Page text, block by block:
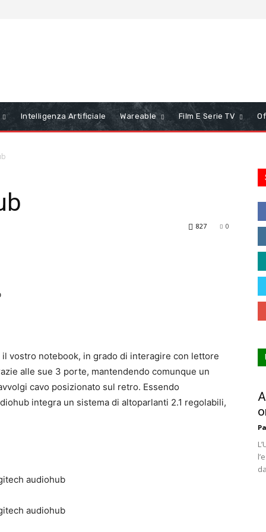
Intelligenza Artificiale Wareable Film E Serie TV
0
827
vostro notebook, in grado di interagire con lettore
alle sue 3 porte, mantendendo comunque un
cavo posizionato sul retro. Essendo
integra un sistema di altoparlanti 2.1 regolabili,